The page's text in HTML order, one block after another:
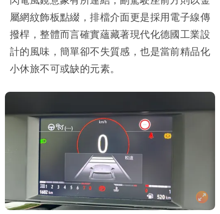
屬網紋飾板點綴，排檔介面更是採用電子線傳
撥桿，整體而言確實蘊藏著現代化德國工業設
計的風味，簡單卻不失質感，也是當前精品化
小休旅不可或缺的元素。